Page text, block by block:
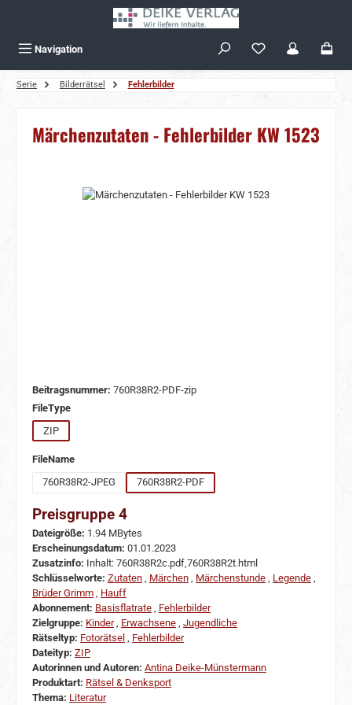
Navigation
Serie Bilderrätsel Fehlerbilder
Märchenzutaten - Fehlerbilder KW 1523
Bildergalerie überspringen
Beitragsnummer: 760R38R2-PDF-zip
FileTypeauswählen
ZIP
FileNameauswählen
760R38R2-JPEG
760R38R2-PDF
Preisgruppe 4
Dateigröße: 1.94 MBytes
Erscheinungsdatum: 01.01.2023
Zusatzinfo: Inhalt: 760R38R2c.pdf,760R38R2t.html
Schlüsselworte: Zutaten Märchen Märchenstunde Legende
Brüder Grimm
Hauff
Abonnement: Basisflatrate
Fehlerbilder
Zielgruppe: Kinder, Erwachsene Jugendliche
Rätseltyp: Fotorätsel
Fehlerbilder
Dateityp: ZIP
Autorinnen und Autoren: Antina Deike-Münstermann
Produktart: Rätsel & Denksport
Thema: Literatur